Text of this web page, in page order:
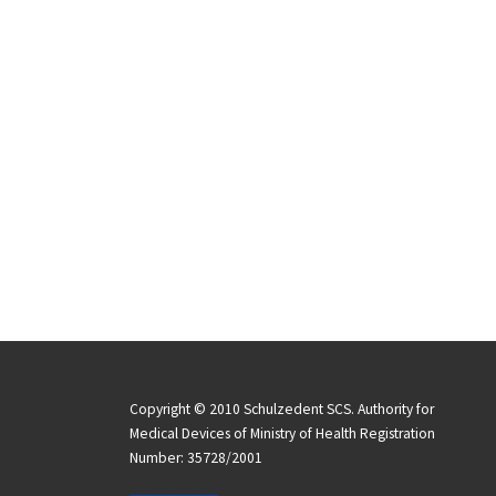
Copyright © 2010 Schulzedent SCS. Authority for
Medical Devices of Ministry of Health Registration
Number: 35728/2001